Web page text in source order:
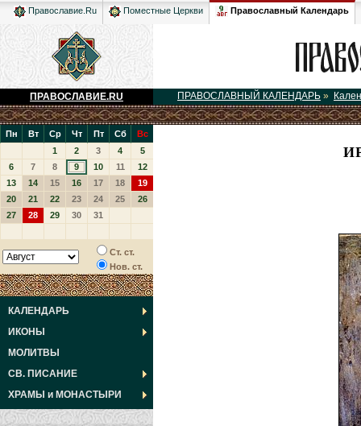
Православие.Ru Поместные Церкви Православный Календарь
ПРАВОСЛАВИЕ.RU ПРАВОСЛАВНЫЙ КАЛЕНДАРЬ »
Пн Вт Ср Чт Пт Сб
Вс
1
2 3 4
5
6
7 8 9 10 11
12
13
14 15 16 17 18
19
20
21 22 23 24 25
26
27
28 29 30 31
Ст. ст.
Нов. ст.
КАЛЕНДАРЬ
ИКОНЫ
МОЛИТВЫ
СВ. ПИСАНИЕ
ХРАМЫ и МОНАСТЫРИ